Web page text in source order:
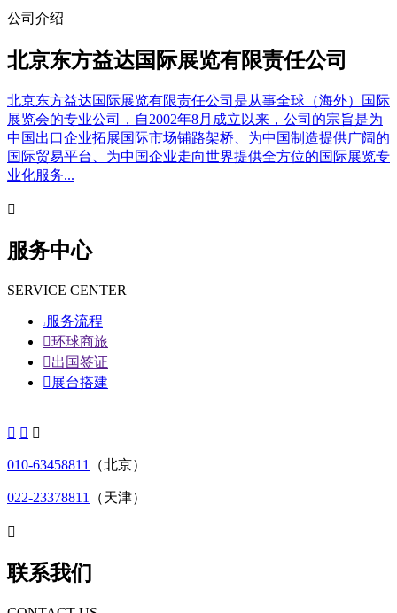
公司介绍
北京东方益达国际展览有限责任公司
北京东方益达国际展览有限责任公司是从事全球（海外）国际
展览会的专业公司，自2002年8月成立以来，公司的宗旨是为
中国出口企业拓展国际市场铺路架桥、为中国制造提供广阔的
国际贸易平台、为中国企业走向世界提供全方位的国际展览专
业化服务...

服务中心
SERVICE CENTER
 服务流程
环球商旅
出国签证
 展台搭建
  
010-63458811 （北京）
022-23378811 （天津）

联系我们